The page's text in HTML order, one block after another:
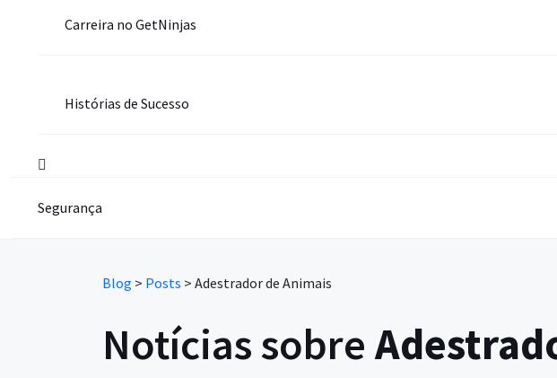
Carreira no GetNinjas
Histórias de Sucesso
Segurança
Blog > Posts > Adestrador de Animais
Notícias sobre